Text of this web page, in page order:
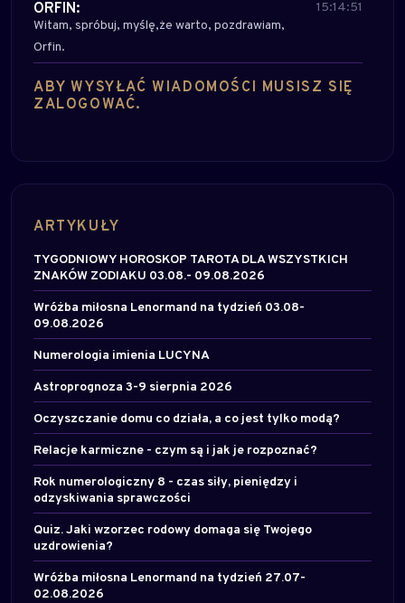
ORFIN:
Witam, spróbuj, myślę,że warto, pozdrawiam,
Orfin.
15:14:51
ABY WYSYŁAĆ WIADOMOŚCI MUSISZ SIĘ
ZALOGOWAĆ.
ARTYKUŁY
TYGODNIOWY HOROSKOP TAROTA DLA WSZYSTKICH
ZNAKÓW ZODIAKU 03.08.- 09.08.2026
Wróżba miłosna Lenormand na tydzień 03.08-
09.08.2026
Numerologia imienia LUCYNA
Astroprognoza 3-9 sierpnia 2026
Oczyszczanie domu co działa, a co jest tylko modą?
Relacje karmiczne - czym są i jak je rozpoznać?
Rok numerologiczny 8 - czas siły, pieniędzy i
odzyskiwania sprawczości
Quiz. Jaki wzorzec rodowy domaga się Twojego
uzdrowienia?
Wróżba miłosna Lenormand na tydzień 27.07-
02.08.2026